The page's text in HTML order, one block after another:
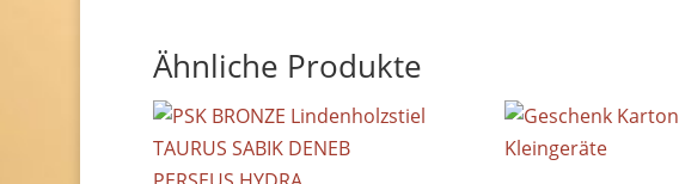
Ähnliche Produkte